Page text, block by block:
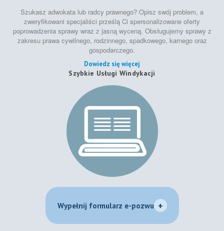
Szukasz adwokata lub radcy prawnego? Opisz swój problem, a
zweryfikowani specjaliści prześlą Ci spersonalizowane oferty
poprowadzenia sprawy wraz z jasną wyceną. Obsługujemy sprawy z
zakresu prawa cywilnego, rodzinnego, spadkowego, karnego oraz
gospodarczego.
Dowiedz się więcej
Szybkie Usługi Windykacji
Wypełnij formularz e-pozwu +